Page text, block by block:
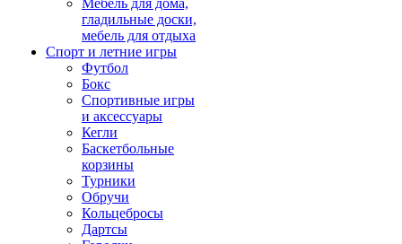
Мебель для дома,
гладильные доски,
мебель для отдыха
Спорт и летние игры
Футбол
Бокс
Спортивные игры
и аксессуары
Кегли
Баскетбольные
корзины
Турники
Обручи
Кольцебросы
Дартсы